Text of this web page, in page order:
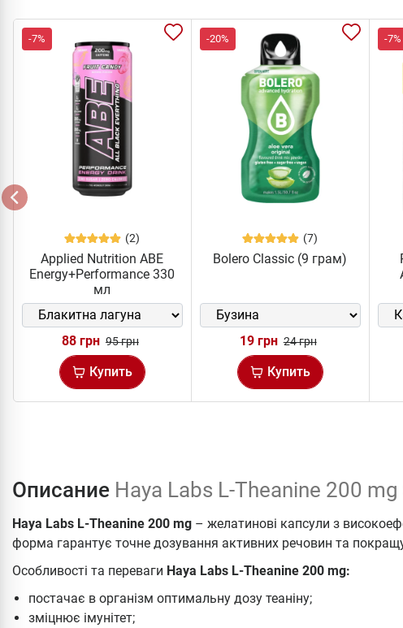
-7%
(2)
Applied Nutrition ABE
Energy+Performance 330
мл
88 грн 95 грн
Купить
-20%
(7)
Bolero Classic (9 грам)
19 грн 24 грн
Купить
-7%
Описание Haya Labs L-Theanine 200
Haya Labs L-Theanine 200 mg – желатинові капсули з
форма гарантує точне дозування активних речовин та
Особливості та переваги Haya Labs L-Theanine 200 mg:
постачає в організм оптимальну дозу теаніну;
зміцнює імунітет;